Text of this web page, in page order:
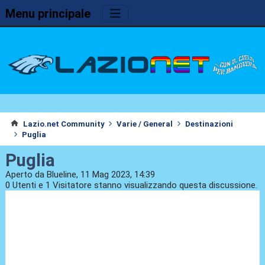
Menu principale
Lazio.net Community Varie / General
Destinazioni
Puglia
Puglia
Aperto da Blueline, 11 Mag 2023, 14:39
0 Utenti e 1 Visitatore stanno visualizzando questa discussione.